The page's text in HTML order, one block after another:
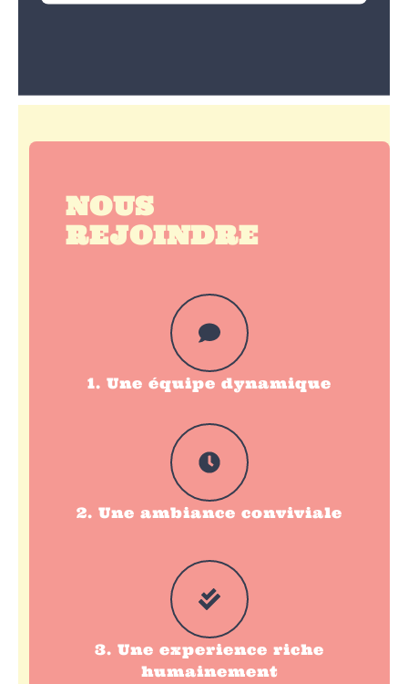
NOUS
REJOINDRE
1. Une équipe dynamique
2. Une ambiance conviviale
3. Une experience riche
humainement